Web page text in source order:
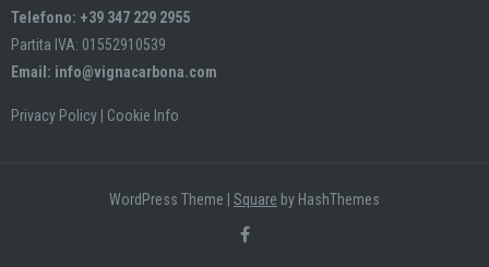
Telefono: +39 347 229 2955
Partita IVA: 01552910539
Email: info@vignacarbona.com
Privacy Policy Cookie Info
WordPress Theme Square by HashThemes